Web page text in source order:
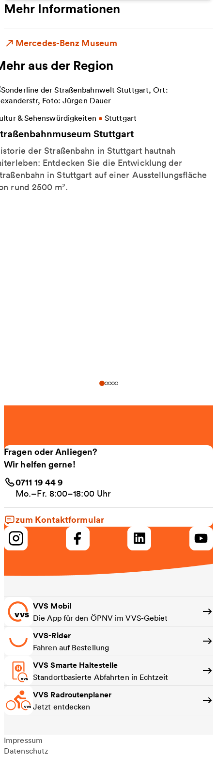
Mehr Informationen
Mercedes-Benz Museum
aus der Region
& Sehenswürdigkeiten • Stuttgart
Stuttgart
der Straßenbahn in Stuttgart hautnah
Entdecken Sie die Entwicklung der
in Stuttgart auf einer Ausstellungsfläche
rund 2500 m².
Informationen zu Straßenbahnmuseum
Fragen oder Anliegen?
Wir helfen gerne!
0711 19 44 9
Mo.–Fr. 8:00–18:00 Uhr
zum Kontaktformular
VVS Mobil
Die App für den ÖPNV im VVS-Gebiet
VVS-Rider
Fahren auf Bestellung
VVS Smarte Haltestelle
Standortbasierte Abfahrten in Echtzeit
VVS Radroutenplaner
Jetzt entdecken
Impressum
Datenschutz